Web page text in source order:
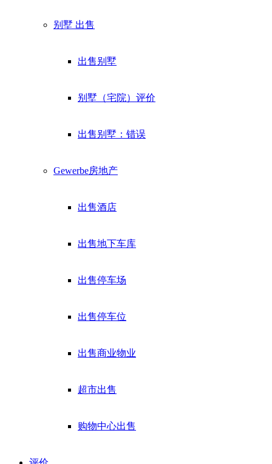
别墅 出售
出售别墅
别墅（宅院）评价
出售别墅：错误
Gewerbe房地产
出售酒店
出售地下车库
出售停车场
出售停车位
出售商业物业
超市出售
购物中心出售